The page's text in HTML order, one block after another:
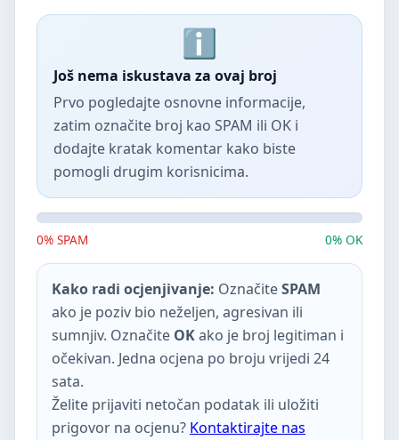
Još nema iskustava za ovaj broj
Prvo pogledajte osnovne informacije,
zatim označite broj kao SPAM ili OK i
dodajte kratak komentar kako biste
pomogli drugim korisnicima.
0% SPAM 0% OK
Kako radi ocjenjivanje: OznačiteSPAM
ako je poziv bio neželjen, agresivan ili
sumnjiv. Označite OKako je broj legitiman i
očekivan. Jedna ocjena po broju vrijedi 24
sata.
Želite prijaviti netočan podatak ili uložiti
prigovor na ocjenu? Kontaktirajte nas